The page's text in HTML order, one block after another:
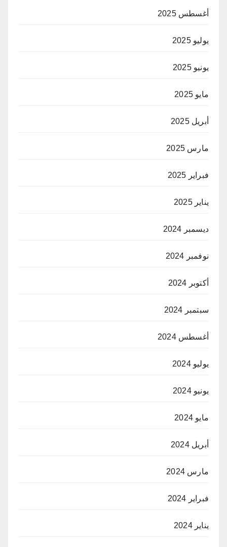
أغسطس 2025
يوليو 2025
يونيو 2025
مايو 2025
أبريل 2025
مارس 2025
فبراير 2025
يناير 2025
ديسمبر 2024
نوفمبر 2024
أكتوبر 2024
سبتمبر 2024
أغسطس 2024
يوليو 2024
يونيو 2024
مايو 2024
أبريل 2024
مارس 2024
فبراير 2024
يناير 2024